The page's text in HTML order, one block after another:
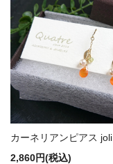
カーネリアンピアス joli
2,860円(税込)